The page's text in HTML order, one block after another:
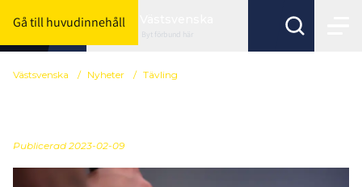
Gå till huvudinnehåll
Byt förbund här
Västsvenska / Nyheter / Tävling
Publicerad 2023-02-09